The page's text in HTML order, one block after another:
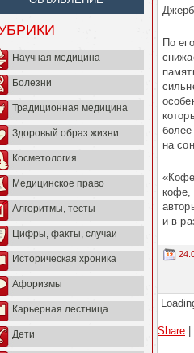
Научная медицина
Болезни
Традиционная медицина
Здоровый образ жизни
Косметология
Медицинское право
Алгоритмы, тесты
Цифры, факты, случаи
Историческая хроника
Афоризмы
Карьерная лестница
Дети
По
на
кофе,
и в
Share